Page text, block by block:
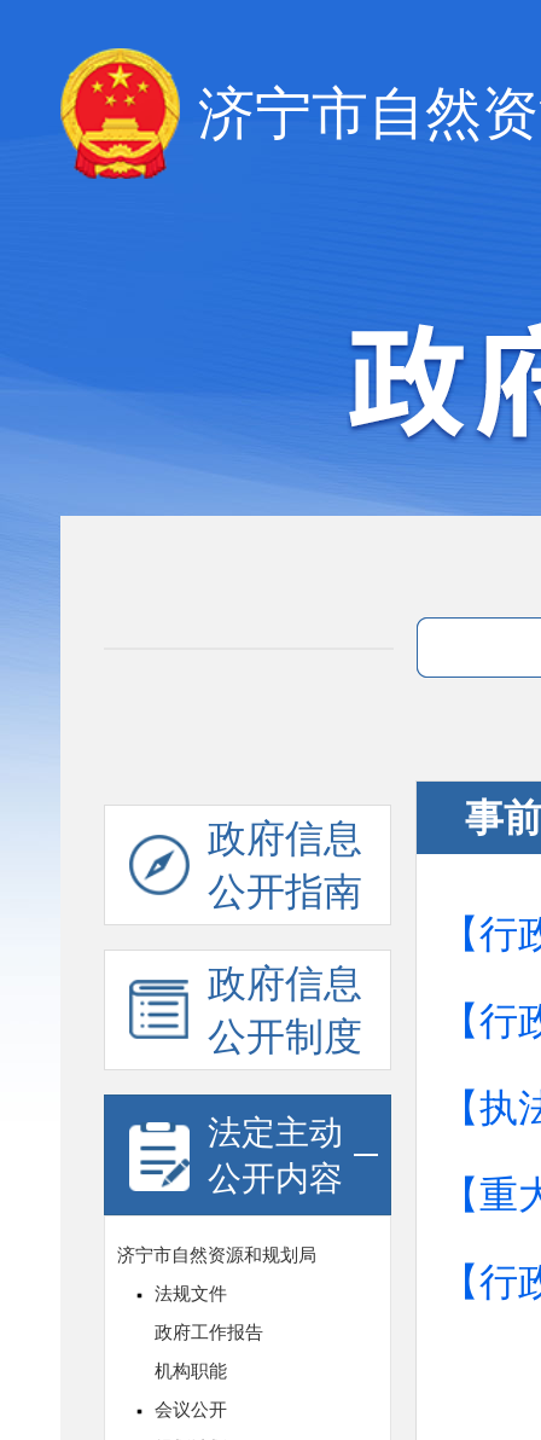
济宁市自然
政府信息
公开指南
政府信息
公开制度
法定主动
公开内容
事
【
【
【
【
【